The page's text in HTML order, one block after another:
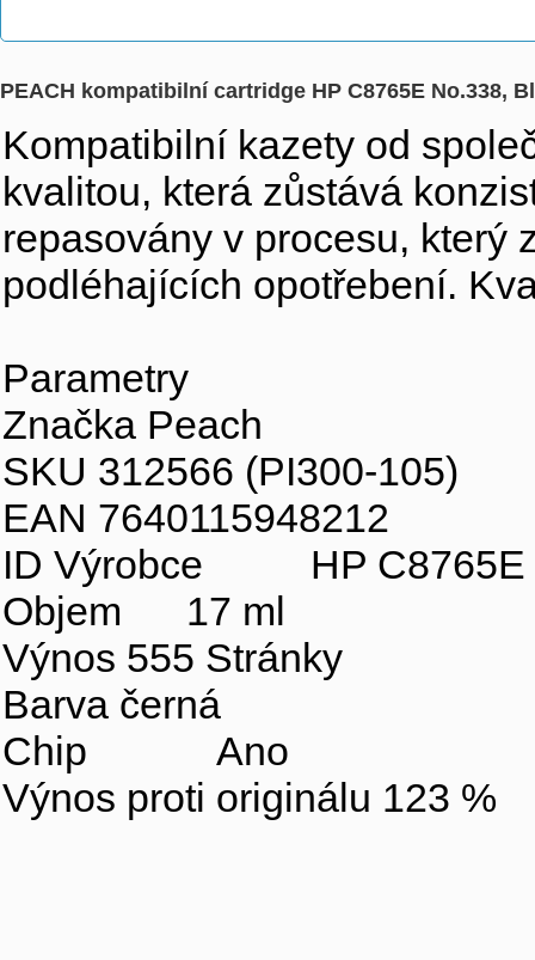
PEACH kompatibilní cartridge HP C8765E No.338,
Kompatibilní kazety od
kvalitou, která zůstává
repasovány v procesu, který
podléhajících opotřebení.
Parametry
Značka Peach
SKU 312566 (PI300-105)
EAN 7640115948212
ID Výrobce HP C8765E
Objem 17 ml
Výnos 555 Stránky
Barva černá
Chip Ano
Výnos proti originálu 123 %